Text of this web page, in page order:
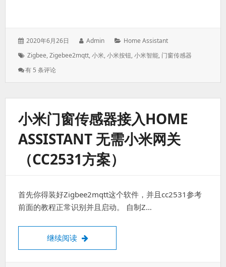
发
于：
2020年6月26日
作
Admin
分
Home Assistant
标
Zigbee,Zigebee2mqtt,小米,小米按钮,小米智能, 门窗传感器
小
线
关
接
入
Home
Assistant
无
米
网
关
有 5 条评论
小米门窗传感器接入HOME
ASSISTANT 无需小米网关
（CC2531方案）
首先你得装好Zigbee2mqtt这个软件，并且cc2531参考
前面的教程正常识别并且启动。 自制Z…
继续阅读 小米门窗传感器接入Home Assistant 无需